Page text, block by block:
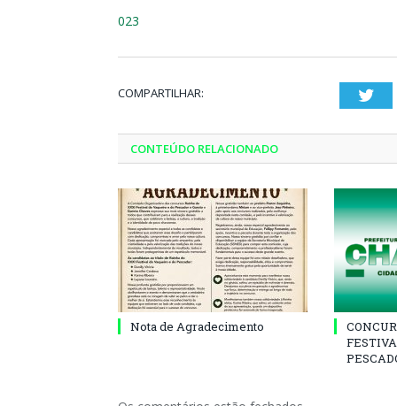
023
COMPARTILHAR:
CONTEÚDO RELACIONADO
Nota de Agradecimento